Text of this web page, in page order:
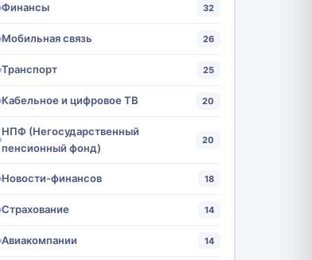
Финансы 32
Мобильная связь 26
Транспорт 25
Кабельное и цифровое ТВ 20
НПФ (Негосударственный
пенсионный фонд)
20
Новости-финансов 18
Страхование 14
Авиакомпании 14